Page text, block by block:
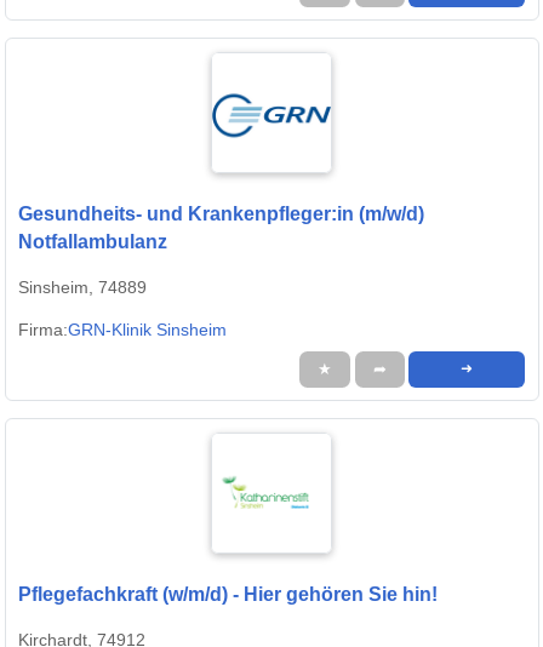
Gesundheits- und Krankenpfleger:in (m/w/d)
Notfallambulanz
Sinsheim, 74889
Firma:GRN-Klinik Sinsheim
★ ➦ ➜
Pflegefachkraft (w/m/d) - Hier gehören Sie hin!
Kirchardt, 74912